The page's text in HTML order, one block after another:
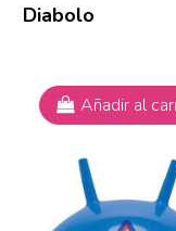
Diabolo
Añadir al